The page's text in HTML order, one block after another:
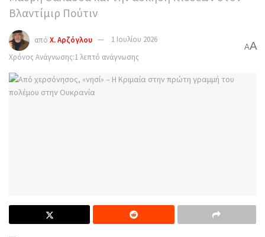
Βλαντίμιρ Πούτιν
από Χ. Αρζόγλου
1 Ιουλίου 2026
Χρόνος Ανάγνωσης:1 λεπτό ανάγνωσης
AA